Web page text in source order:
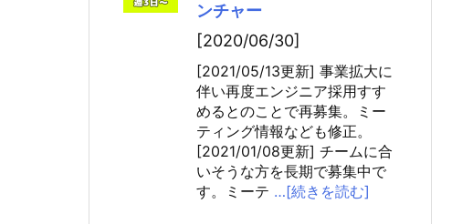
ンチャー
[2020/06/30]
[2021/05/13更新] 事業拡大に
伴い再度エンジニア採用すす
めるとのことで再募集。ミー
ティング情報なども修正。
[2021/01/08更新] チームに合
いそうな方を長期で募集中で
す。ミーテ …[続きを読む]